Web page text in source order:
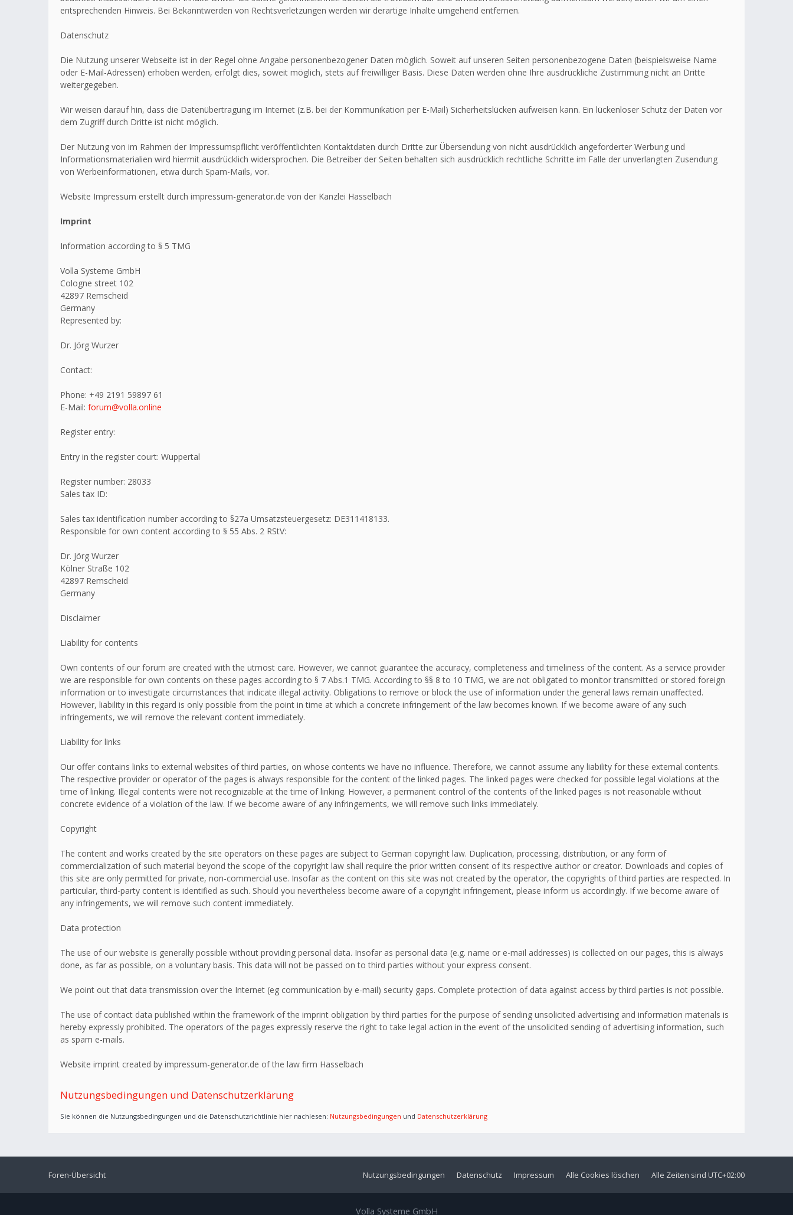
entsprechenden Hinweis. Bei Bekanntwerden von Rechtsverletzungen werden wir derartige Inhalte umgehend entfernen.
Datenschutz
Die Nutzung unserer Webseite ist in der Regel ohne Angabe personenbezogener Daten möglich. Soweit auf unseren Seiten personenbezogene Daten (beispielsweise Name
oder E-Mail-Adressen) erhoben werden, erfolgt dies, soweit möglich, stets auf freiwilliger Basis. Diese Daten werden ohne Ihre ausdrückliche Zustimmung nicht an Dritte
weitergegeben.
Wir weisen darauf hin, dass die Datenübertragung im Internet (z.B. bei der Kommunikation per E-Mail) Sicherheitslücken aufweisen kann. Ein lückenloser Schutz der Daten vor
dem Zugriff durch Dritte ist nicht möglich.
Der Nutzung von im Rahmen der Impressumspflicht veröffentlichten Kontaktdaten durch Dritte zur Übersendung von nicht ausdrücklich angeforderter Werbung und
Informationsmaterialien wird hiermit ausdrücklich widersprochen. Die Betreiber der Seiten behalten sich ausdrücklich rechtliche Schritte im Falle der unverlangten Zusendung
von Werbeinformationen, etwa durch Spam-Mails, vor.
Website Impressum erstellt durch impressum-generator.de von der Kanzlei Hasselbach
Imprint
Information according to § 5 TMG
Volla Systeme GmbH
Cologne street 102
42897 Remscheid
Germany
Represented by:
Dr. Jörg Wurzer
Contact:
Phone: +49 2191 59897 61
E-Mail: forum@volla.online
Register entry:
Entry in the register court: Wuppertal
Register number: 28033
Sales tax ID:
Sales tax identification number according to §27a Umsatzsteuergesetz: DE311418133.
Responsible for own content according to § 55 Abs. 2 RStV:
Dr. Jörg Wurzer
Kölner Straße 102
42897 Remscheid
Germany
Disclaimer
Liability for contents
Own contents of our forum are created with the utmost care. However, we cannot guarantee the accuracy, completeness and timeliness of the content. As a service provider
we are responsible for own contents on these pages according to § 7 Abs.1 TMG. According to §§ 8 to 10 TMG, we are not obligated to monitor transmitted or stored foreign
information or to investigate circumstances that indicate illegal activity. Obligations to remove or block the use of information under the general laws remain unaffected.
However, liability in this regard is only possible from the point in time at which a concrete infringement of the law becomes known. If we become aware of any such
infringements, we will remove the relevant content immediately.
Liability for links
Our offer contains links to external websites of third parties, on whose contents we have no influence. Therefore, we cannot assume any liability for these external contents.
The respective provider or operator of the pages is always responsible for the content of the linked pages. The linked pages were checked for possible legal violations at the
time of linking. Illegal contents were not recognizable at the time of linking. However, a permanent control of the contents of the linked pages is not reasonable without
concrete evidence of a violation of the law. If we become aware of any infringements, we will remove such links immediately.
Copyright
The content and works created by the site operators on these pages are subject to German copyright law. Duplication, processing, distribution, or any form of
commercialization of such material beyond the scope of the copyright law shall require the prior written consent of its respective author or creator. Downloads and copies of
this site are only permitted for private, non-commercial use. Insofar as the content on this site was not created by the operator, the copyrights of third parties are respected. In
particular, third-party content is identified as such. Should you nevertheless become aware of a copyright infringement, please inform us accordingly. If we become aware of
any infringements, we will remove such content immediately.
Data protection
The use of our website is generally possible without providing personal data. Insofar as personal data (e.g. name or e-mail addresses) is collected on our pages, this is always
done, as far as possible, on a voluntary basis. This data will not be passed on to third parties without your express consent.
We point out that data transmission over the Internet (eg communication by e-mail) security gaps. Complete protection of data against access by third parties is not possible.
The use of contact data published within the framework of the imprint obligation by third parties for the purpose of sending unsolicited advertising and information materials is
hereby expressly prohibited. The operators of the pages expressly reserve the right to take legal action in the event of the unsolicited sending of advertising information, such
as spam e-mails.
Website imprint created by impressum-generator.de of the law firm Hasselbach
Nutzungsbedingungen und Datenschutzerklärung
Sie können die Nutzungsbedingungen und die Datenschutzrichtlinie hier nachlesen: Nutzungsbedingungen und Datenschutzerklärung
Foren-Übersicht Alle Zeiten sind UTC+02:00
Alle Cookies löschen
Impressum
Datenschutz
Nutzungsbedingungen
Volla Systeme GmbH